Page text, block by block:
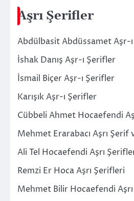
Aşrı Şerifler
Abdülbasit Abdüssamet Aşr-
İshak Danış Aşr-ı Şerifler
İsmail Biçer Aşr-ı Şerifler
Karışık Aşr-ı Şerifler
Cübbeli Ahmet Hocaefendi
Mehmet Erarabacı Aşrı Şerif
Ali Tel Hocaefendi Aşrı
Remzi Er Hoca Aşrı Şerifleri
Mehmet Bilir Hocaefendi